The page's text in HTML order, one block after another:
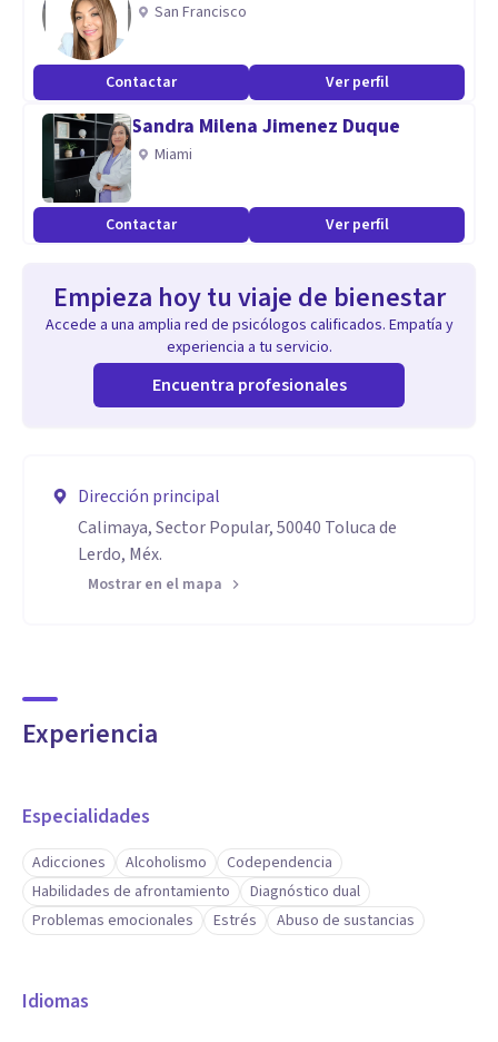
San Francisco
Contactar Ver perfil
Sandra Milena Jimenez Duque
Miami
Contactar Ver perfil
Empieza hoy tu viaje de bienestar
Accede a una amplia red de psicólogos calificados. Empatía y
experiencia a tu servicio.
Encuentra profesionales
Dirección principal
Calimaya, Sector Popular, 50040 Toluca de
Lerdo, Méx.
Mostrar en el mapa
Experiencia
Especialidades
Adicciones Alcoholismo
Codependencia
Habilidades de afrontamiento
Diagnóstico dual
Problemas emocionales
Estrés Abuso de sustancias
Idiomas